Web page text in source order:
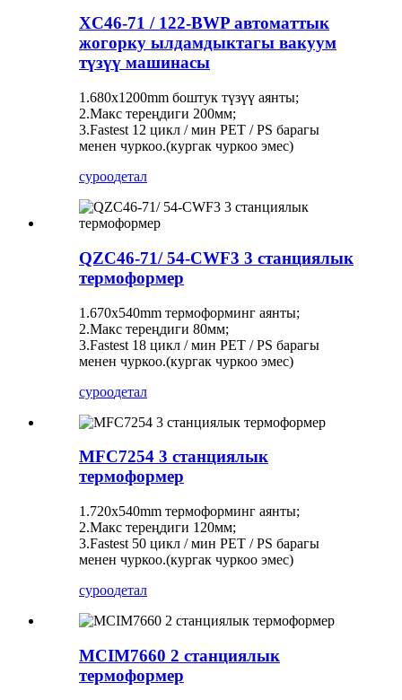
XC46-71 / 122-BWP автоматтык
жогорку ылдамдыктагы вакуум
түзүү машинасы
1.680x1200mm боштук түзүү аянты;
2.Макс тереңдиги 200мм;
3.Fastest 12 цикл / мин PET / PS барагы
менен чуркоо.(кургак чуркоо эмес)
суроодетал
QZC46-71/ 54-CWF3 3 станциялык
термоформер
1.670x540mm термоформинг аянты;
2.Макс тереңдиги 80мм;
3.Fastest 18 цикл / мин PET / PS барагы
менен чуркоо.(кургак чуркоо эмес)
суроодетал
MFC7254 3 станциялык
термоформер
1.720x540mm термоформинг аянты;
2.Макс тереңдиги 120мм;
3.Fastest 50 цикл / мин PET / PS барагы
менен чуркоо.(кургак чуркоо эмес)
суроодетал
MCIM7660 2 станциялык
термоформер